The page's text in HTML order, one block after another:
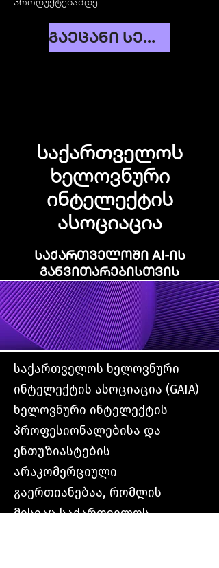
გაეცანი სერვისებს
საქართველოს
ხელოვნური
ინტელექტის
ასოციაცია
საქართველოში AI-ის
განვითარებისთვის
საქართველოს ხელოვნური
ინტელექტის ასოციაცია (GAIA)
ხელოვნური ინტელექტის
პროფესიონალებისა და
ენთუზიასტების
არაკომერციული
გაერთიანებაა, რომლის
მისიაც საქართველოს